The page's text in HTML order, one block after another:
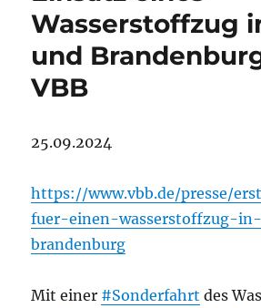
Wasserstoffzug
und
VBB
25.09.2024
https://www.vbb.de/presse/
fuer-einen-wasserstoffzug-
brandenburg
Mit einer #Sonderfahrt des